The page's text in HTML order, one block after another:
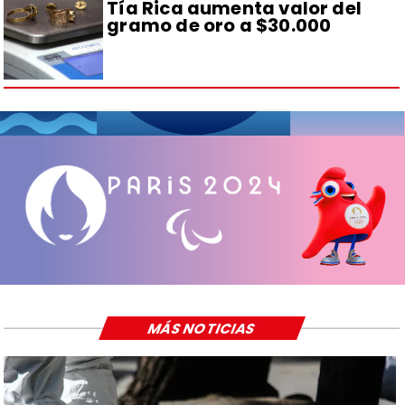
Tía Rica aumenta valor del
gramo de oro a $30.000
MÁS NOTICIAS